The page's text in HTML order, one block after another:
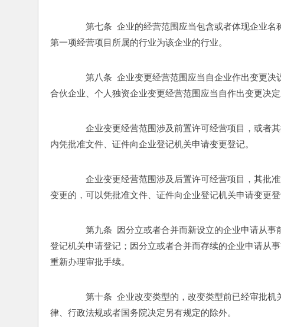
第七条  企业的经营范围应当包含或者体现企业名
第一项经营项目所属的行业为该企业的行业。
第八条  企业变更经营范围应当自企业作出变更决
合伙企业、个人独资企业变更经营范围应当自作出变更决
企业变更经营范围涉及前置许可经营项目，或者其
内凭批准文件、证件向企业登记机关申请变更登记。
企业变更经营范围涉及后置许可经营项目，其批准
变更的，可以凭批准文件、证件向企业登记机关申请变更登
第九条  因分立或者合并而新设立的企业申请从事
登记机关申请登记；因分立或者合并而存续的企业申请从
重新办理审批手续。
第十条  企业改变类型的，改变类型前已经审批机
律、行政法规或者国务院决定另有规定的除外。